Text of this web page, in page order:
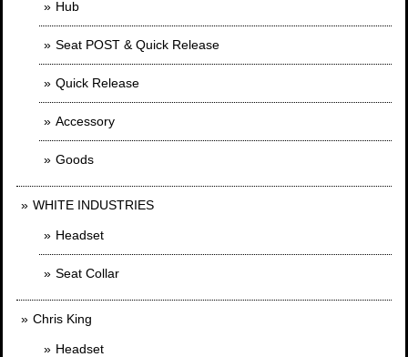
Hub
Seat POST & Quick Release
Quick Release
Accessory
Goods
WHITE INDUSTRIES
Headset
Seat Collar
Chris King
Headset